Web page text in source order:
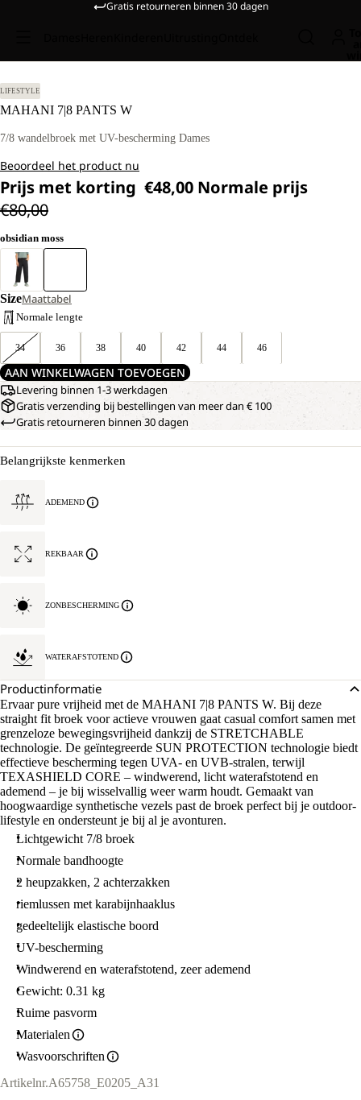
Gratis retourneren binnen 30 dagen
LIFESTYLE
MAHANI 7|8 PANTS W
7/8 wandelbroek met UV-bescherming Dames
Beoordeel het product nu
Prijs met korting €48,00 Normale prijs
€80,00
obsidian moss
SizeMaattabel
Normale lengte
34 36 38 40 42 44 46
AAN WINKELWAGEN TOEVOEGEN
Levering binnen 1-3 werkdagen
Gratis verzending bij bestellingen van meer dan € 100
Gratis retourneren binnen 30 dagen
Belangrijkste kenmerken
ADEMEND
REKBAAR
ZONBESCHERMING
WATERAFSTOTEND
Productinformatie
Ervaar pure vrijheid met de MAHANI 7|8 PANTS W. Bij deze
straight fit broek voor actieve vrouwen gaat casual comfort samen met
grenzeloze bewegingsvrijheid dankzij de STRETCHABLE
technologie. De geïntegreerde SUN PROTECTION technologie biedt
effectieve bescherming tegen UVA- en UVB-stralen, terwijl
TEXASHIELD CORE – windwerend, licht waterafstotend en
ademend – je bij wisselvallig weer warm houdt. Gemaakt van
hoogwaardige synthetische vezels past de broek perfect bij je outdoor-
lifestyle en ondersteunt je bij al je avonturen.
Lichtgewicht 7/8 broek
Normale bandhoogte
2 heupzakken, 2 achterzakken
riemlussen met karabijnhaaklus
gedeeltelijk elastische boord
UV-bescherming
Windwerend en waterafstotend, zeer ademend
Gewicht: 0.31 kg
Ruime pasvorm
Materialen
Wasvoorschriften
Artikelnr.A65758_E0205_A31